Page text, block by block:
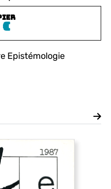
€
Epistémologie